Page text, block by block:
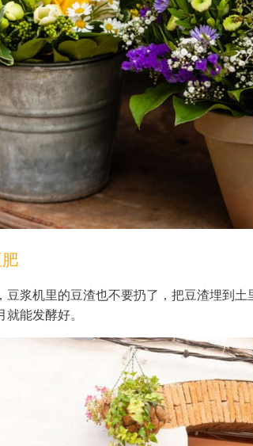
豆浆机里的豆渣也不要扔了，把豆渣埋到
就能发酵好。